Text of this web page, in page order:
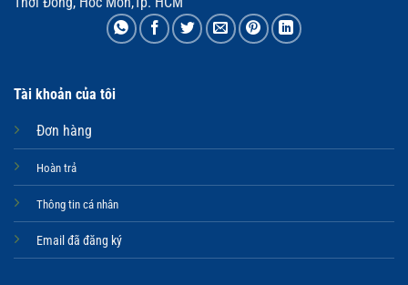
Tài khoản của tôi
Đơn hàng
Hoàn trả
Thông tin cá nhân
Email đã đăng ký